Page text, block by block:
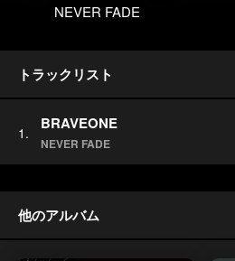
NEVER FADE
トラックリスト
BRAVEONE
NEVER FADE
他のアルバム